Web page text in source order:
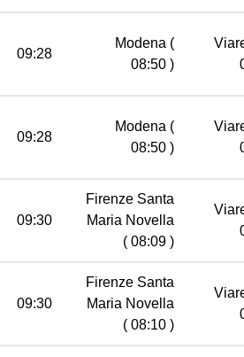
09:28
Modena (
08:50 )
09:28
Modena (
08:50 )
09:30
Firenze Santa
Maria Novella
( 08:09 )
09:30
Firenze Santa
Maria Novella
( 08:10 )